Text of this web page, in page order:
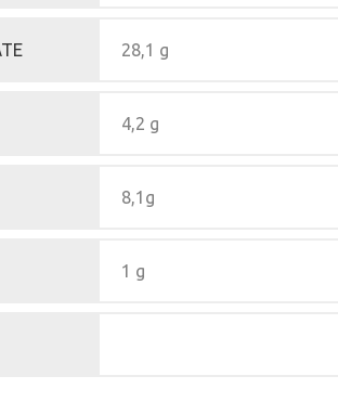
28,1 g
4,2 g
8,1g
1 g